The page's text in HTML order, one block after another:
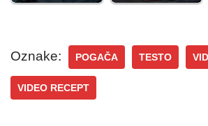
Oznake: POGAČA TESTO
VIDEO RECEPT